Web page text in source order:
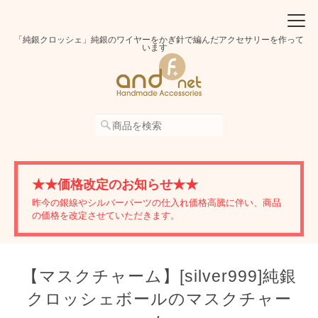
「純銀クロッシェ」純銀のワイヤーをかぎ針で編んだアクセサリーを作って
います
★★価格改定のお知らせ★★
昨今の銀線やシルバーパーツの仕入れ価格高騰に伴い、商品
の価格を改定させていただきます。
【マスクチャーム】[silver999]純銀
クロッシェボールのマスクチャー